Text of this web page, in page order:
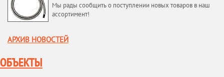
Мы рады сообщить о поступлении новых товаров в наш
ассортимент!
АРХИВ НОВОСТЕЙ
ОБЪЕКТЫ